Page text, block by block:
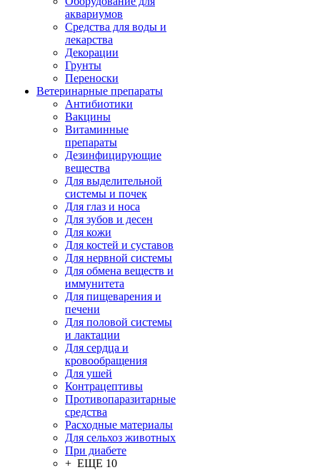
аквариумов
Средства для воды и
лекарства
Декорации
Грунты
Переноски
Ветеринарные препараты
Антибиотики
Вакцины
Витаминные
препараты
Дезинфицирующие
вещества
Для выделительной
системы и почек
Для глаз и носа
Для зубов и десен
Для кожи
Для костей и суставов
Для нервной системы
Для обмена веществ и
иммунитета
Для пищеварения и
печени
Для половой системы
и лактации
Для сердца и
кровообращения
Для ушей
Контрацептивы
Противопаразитарные
средства
Расходные материалы
Для сельхоз животных
При диабете
+ ЕЩЕ 10